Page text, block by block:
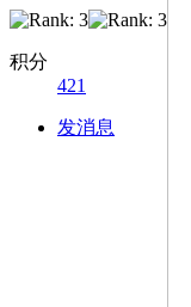
积分
421
发消息